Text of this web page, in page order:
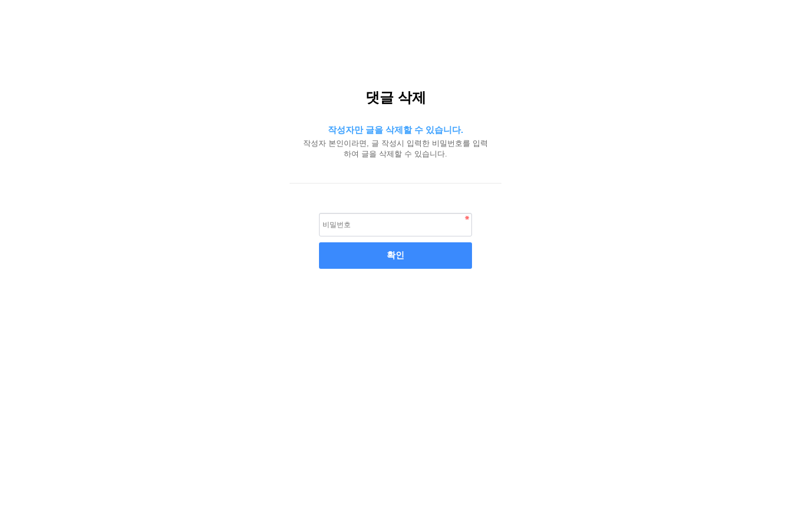
댓글 삭제
작성자만 글을 삭제할 수 있습니다.
작성자 본인이라면, 글 작성시 입력한 비밀번호를 입력
하여 글을 삭제할 수 있습니다.